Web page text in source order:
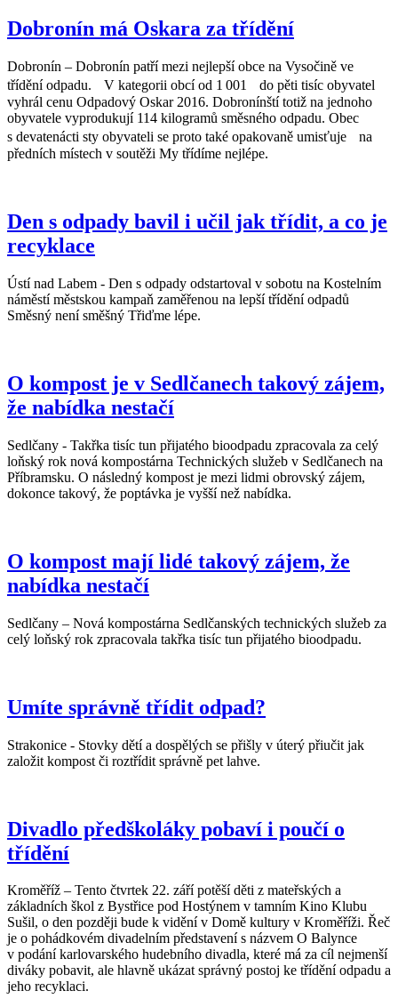
Dobronín má Oskara za třídění
Dobronín – Dobronín patří mezi nejlepší obce na Vysočině ve
třídění odpadu. V kategorii obcí od 1 001 do pěti tisíc obyvatel
vyhrál cenu Odpadový Oskar 2016. Dobronínští totiž na jednoho
obyvatele vyprodukují 114 kilogramů směsného odpadu. Obec
s devatenácti sty obyvateli se proto také opakovaně umisťuje na
předních místech v soutěži My třídíme nejlépe.
Den s odpady bavil i učil jak třídit, a co je
recyklace
Ústí nad Labem - Den s odpady odstartoval v sobotu na Kostelním
náměstí městskou kampaň zaměřenou na lepší třídění odpadů
Směsný není směšný Třiďme lépe.
O kompost je v Sedlčanech takový zájem,
že nabídka nestačí
Sedlčany - Takřka tisíc tun přijatého bioodpadu zpracovala za celý
loňský rok nová kompostárna Technických služeb v Sedlčanech na
Příbramsku. O následný kompost je mezi lidmi obrovský zájem,
dokonce takový, že poptávka je vyšší než nabídka.
O kompost mají lidé takový zájem, že
nabídka nestačí
Sedlčany – Nová kompostárna Sedlčanských technických služeb za
celý loňský rok zpracovala takřka tisíc tun přijatého bioodpadu.
Umíte správně třídit odpad?
Strakonice - Stovky dětí a dospělých se přišly v úterý přiučit jak
založit kompost či roztřídit správně pet lahve.
Divadlo předškoláky pobaví i poučí o
třídění
Kroměříž – Tento čtvrtek 22. září potěší děti z mateřských a
základních škol z Bystřice pod Hostýnem v tamním Kino Klubu
Sušil, o den později bude k vidění v Domě kultury v Kroměříži. Řeč
je o pohádkovém divadelním představení s názvem O Balynce
v podání karlovarského hudebního divadla, které má za cíl nejmenší
diváky pobavit, ale hlavně ukázat správný postoj ke třídění odpadu a
jeho recyklaci.